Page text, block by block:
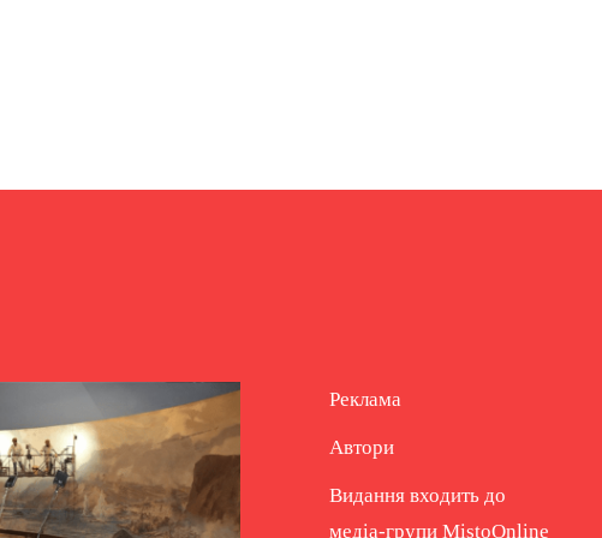
Реклама
Автори
Видання входить до
медіа-групи MistoOnline